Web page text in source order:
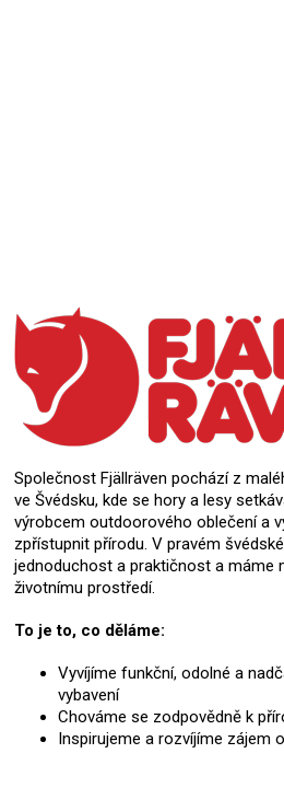
Společnost Fjällräven pochází z
ve Švédsku, kde se hory a lesy
výrobcem outdoorového oblečení a
zpřístupnit přírodu. V pravém
jednoduchost a praktičnost a máme
životnímu prostředí.
To je to, co děláme:
Vyvíjíme funkční, odolné a
vybavení
Chováme se zodpovědně k
Inspirujeme a rozvíjíme zájem